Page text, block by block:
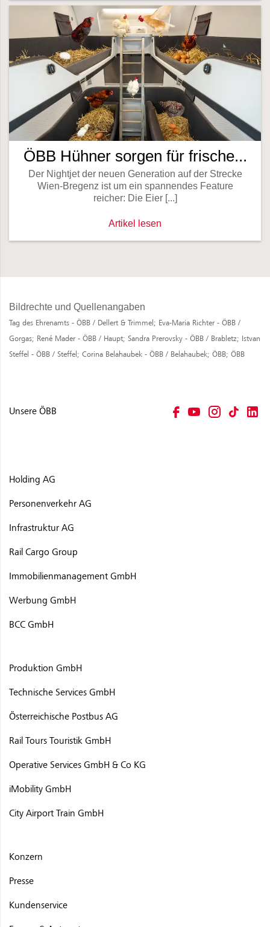
ÖBB Hühner sorgen für frische...
Der Nightjet der neuen Generation auf der Strecke
Wien-Bregenz ist um ein spannendes Feature
reicher: Die Eier [...]
ÖBB Hühner sorgen für frische
Artikel lesen
Bildrechte und Quellenangaben
Tag des Ehrenamts - ÖBB / Dellert & Trimmel; Eva-Maria Richter - ÖBB /
Gorgas; René Mader - ÖBB / Haupt; Sandra Prerovsky - ÖBB / Brabletz; Istvan
Steffel - ÖBB / Steffel; Corina Belahaubek - ÖBB / Belahaubek; ÖBB; ÖBB
Unsere ÖBB
Holding AG
Personenverkehr AG
Infrastruktur AG
Rail Cargo Group
Immobilienmanagement GmbH
Werbung GmbH
BCC GmbH
Produktion GmbH
Technische Services GmbH
Österreichische Postbus AG
Rail Tours Touristik GmbH
Operative Services GmbH & Co KG
iMobility GmbH
City Airport Train GmbH
Konzern
Presse
Kundenservice